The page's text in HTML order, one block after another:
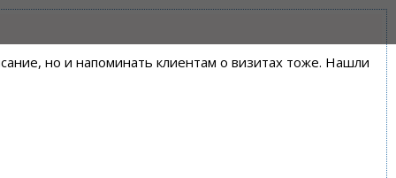
но и напоминать клиентам о визитах тоже. Нашли